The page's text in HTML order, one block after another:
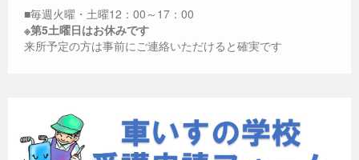
■毎週火曜・土曜12：00～17：00
※第5土曜日はお休みです
来所予定の方は事前にご連絡いただけると確実です